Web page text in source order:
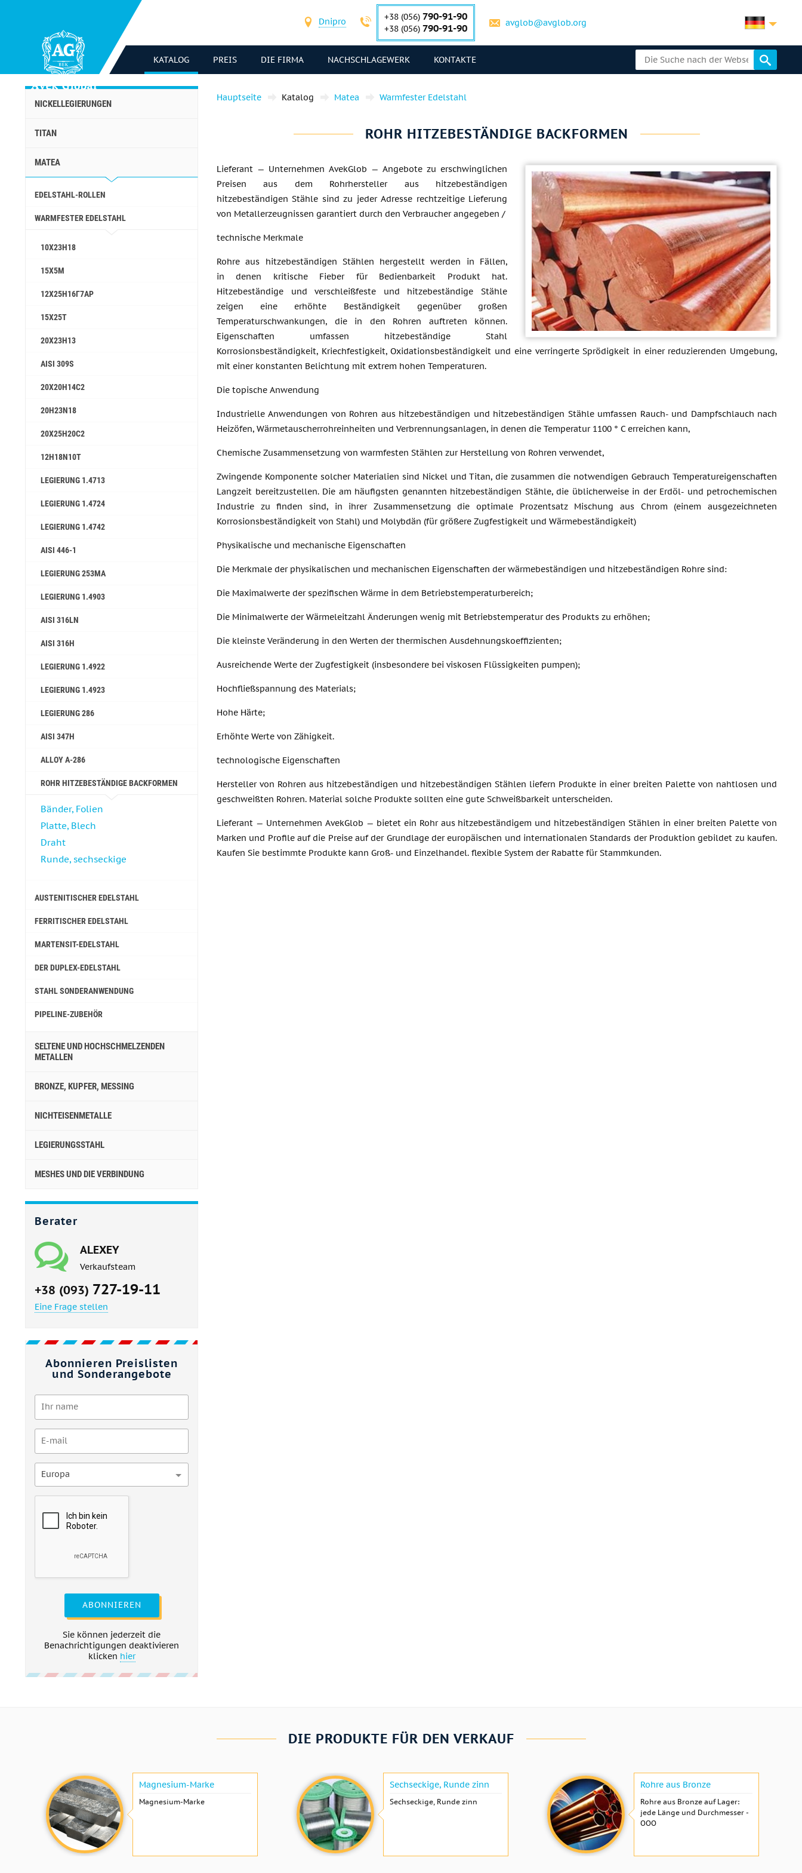
Dnipro +38 (056) 790-91-90
+38 (056) 790-91-90 avglob@avglob.org
KATALOG PREIS DIE FIRMA NACHSCHLAGEWERK KONTAKTE
NICKELLEGIERUNGEN
TITAN
MATEA
EDELSTAHL-ROLLEN
WARMFESTER EDELSTAHL
10Х23Н18
15Х5М
12Х25Н16Г7АР
15Х25Т
20Х23Н13
AISI 309S
20Х20Н14С2
20H23N18
20Х25Н20С2
12H18N10T
LEGIERUNG 1.4713
LEGIERUNG 1.4724
LEGIERUNG 1.4742
AISI 446-1
LEGIERUNG 253MA
LEGIERUNG 1.4903
AISI 316LN
AISI 316H
LEGIERUNG 1.4922
LEGIERUNG 1.4923
LEGIERUNG 286
AISI 347H
ALLOY A-286
ROHR HITZEBESTÄNDIGE BACKFORMEN
Bänder, Folien
Platte, Blech
Draht
Runde, sechseckige
AUSTENITISCHER EDELSTAHL
FERRITISCHER EDELSTAHL
MARTENSIT-EDELSTAHL
DER DUPLEX-EDELSTAHL
STAHL SONDERANWENDUNG
PIPELINE-ZUBEHÖR
SELTENE UND HOCHSCHMELZENDEN
METALLEN
BRONZE, KUPFER, MESSING
NICHTEISENMETALLE
LEGIERUNGSSTAHL
MESHES UND DIE VERBINDUNG
Berater
ALEXEY
Verkaufsteam
+38 (093) 727-19-11
Eine Frage stellen
Abonnieren Preislisten
und Sonderangebote
Europa
ABONNIEREN
Sie können jederzeit die
Benachrichtigungen deaktivieren
klicken hier
Hauptseite Katalog Matea Warmfester Edelstahl
ROHR HITZEBESTÄNDIGE BACKFORMEN
Lieferant — Unternehmen AvekGlob — Angebote zu erschwinglichen
Preisen aus dem Rohrhersteller aus hitzebeständigen
hitzebeständigen Stähle sind zu jeder Adresse rechtzeitige Lieferung
von Metallerzeugnissen garantiert durch den Verbraucher angegeben /
technische Merkmale
Rohre aus hitzebeständigen Stählen hergestellt werden in Fällen,
in denen kritische Fieber für Bedienbarkeit Produkt hat.
Hitzebeständige und verschleißfeste und hitzebeständige Stähle
zeigen eine erhöhte Beständigkeit gegenüber großen
Temperaturschwankungen, die in den Rohren auftreten können.
Eigenschaften umfassen hitzebeständige Stahl
Korrosionsbeständigkeit, Kriechfestigkeit, Oxidationsbeständigkeit und eine verringerte Sprödigkeit in einer reduzierenden Umgebung,
mit einer konstanten Belichtung mit extrem hohen Temperaturen.
Die topische Anwendung
Industrielle Anwendungen von Rohren aus hitzebeständigen und hitzebeständigen Stähle umfassen Rauch- und Dampfschlauch nach
Heizöfen, Wärmetauscherrohreinheiten und Verbrennungsanlagen, in denen die Temperatur 1100 ° C erreichen kann,
Chemische Zusammensetzung von warmfesten Stählen zur Herstellung von Rohren verwendet,
Zwingende Komponente solcher Materialien sind Nickel und Titan, die zusammen die notwendigen Gebrauch Temperatureigenschaften
Langzeit bereitzustellen. Die am häufigsten genannten hitzebeständigen Stähle, die üblicherweise in der Erdöl- und petrochemischen
Industrie zu finden sind, in ihrer Zusammensetzung die optimale Prozentsatz Mischung aus Chrom (einem ausgezeichneten
Korrosionsbeständigkeit von Stahl) und Molybdän (für größere Zugfestigkeit und Wärmebeständigkeit)
Physikalische und mechanische Eigenschaften
Die Merkmale der physikalischen und mechanischen Eigenschaften der wärmebeständigen und hitzebeständigen Rohre sind:
Die Maximalwerte der spezifischen Wärme in dem Betriebstemperaturbereich;
Die Minimalwerte der Wärmeleitzahl Änderungen wenig mit Betriebstemperatur des Produkts zu erhöhen;
Die kleinste Veränderung in den Werten der thermischen Ausdehnungskoeffizienten;
Ausreichende Werte der Zugfestigkeit (insbesondere bei viskosen Flüssigkeiten pumpen);
Hochfließspannung des Materials;
Hohe Härte;
Erhöhte Werte von Zähigkeit.
technologische Eigenschaften
Hersteller von Rohren aus hitzebeständigen und hitzebeständigen Stählen liefern Produkte in einer breiten Palette von nahtlosen und
geschweißten Rohren. Material solche Produkte sollten eine gute Schweißbarkeit unterscheiden.
Lieferant — Unternehmen AvekGlob — bietet ein Rohr aus hitzebeständigem und hitzebeständigen Stählen in einer breiten Palette von
Marken und Profile auf die Preise auf der Grundlage der europäischen und internationalen Standards der Produktion gebildet zu kaufen.
Kaufen Sie bestimmte Produkte kann Groß- und Einzelhandel. flexible System der Rabatte für Stammkunden.
DIE PRODUKTE FÜR DEN VERKAUF
Magnesium-Marke
Magnesium-Marke
Sechseckige, Runde zinn
Sechseckige, Runde zinn
Rohre aus Bronze
Rohre aus Bronze auf Lager:
jede Länge und Durchmesser -
OOO